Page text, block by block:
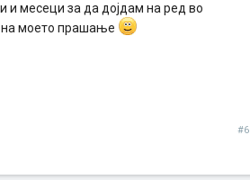
и месеци за да дојдам на ред во
на моето прашање
#6